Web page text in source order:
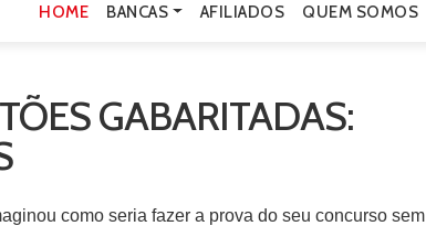
HOME BANCAS AFILIADOS QUEM SOMOS
GABARITADAS:
como seria fazer a prova do seu concurso sem